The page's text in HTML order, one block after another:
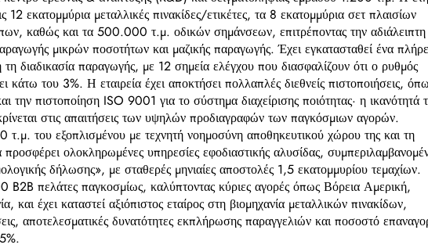
12 εκατομμύρια μεταλλικές πινακίδες/ετικέτες, τα 8 εκατομμύρια σετ πλαισίων
καθώς και τα 500.000 τ.μ. οδικών σημάνσεων, επιτρέποντας την αδιάλειπτη
μικρών ποσοτήτων και μαζικής παραγωγής. Έχει εγκατασταθεί ένα
διαδικασία παραγωγής, με 12 σημεία ελέγχου που διασφαλίζουν ότι ο ρυθμός
κάτω του 3%. Η εταιρεία έχει αποκτήσει πολλαπλές διεθνείς πιστοποιήσεις,
πιστοποίηση ISO 9001 για το σύστημα διαχείρισης ποιότητας· η ικανότητά
στις απαιτήσεις των υψηλών προδιαγραφών των παγκόσμιων αγορών.
του εξοπλισμένου με τεχνητή νοημοσύνη αποθηκευτικού χώρου της και τη
προσφέρει ολοκληρωμένες υπηρεσίες εφοδιαστικής αλυσίδας,
δήλωσης», με σταθερές μηνιαίες αποστολές 1,5 εκατομμυρίου τεμαχίων.
πελάτες παγκοσμίως, καλύπτοντας κύριες αγορές όπως Βόρεια Αμερική,
έχει καταστεί αξιόπιστος εταίρος στη βιομηχανία μεταλλικών πινακίδων,
αποτελεσματικές δυνατότητες εκπλήρωσης παραγγελιών και ποσοστό